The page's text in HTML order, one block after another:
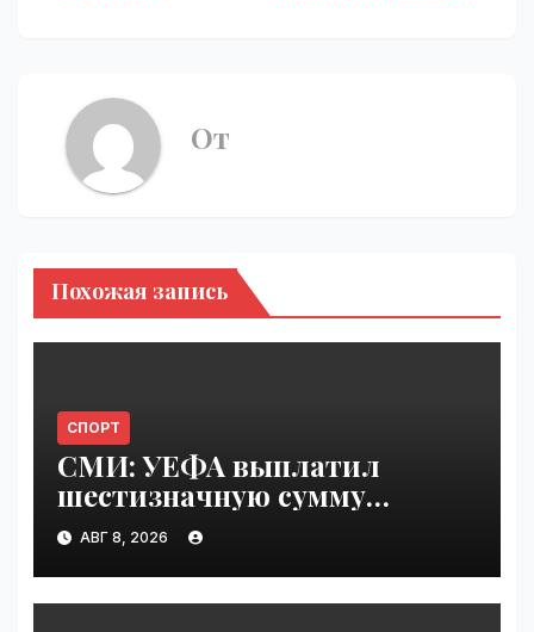
От
Похожая запись
СПОРТ
СМИ: УЕФА выплатил
шестизначную сумму
любовнице Инфантино |
VseTime.ru
АВГ 8, 2026